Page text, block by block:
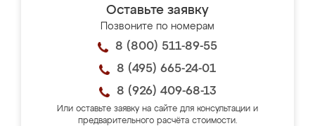
Оставьте заявку
Позвоните по номерам
8 (800) 511-89-55
8 (495) 665-24-01
8 (926) 409-68-13
Или оставьте заявку на сайте для консультации и
предварительного расчёта стоимости.